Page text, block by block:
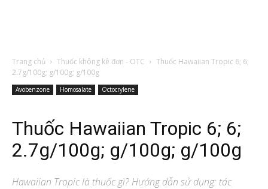
Trang chủ Thuốc không kê đơn - OTC
Thuốc Hawaiian Tropic 6; 6;
2.7g/100g; g/100g; g/100g
Avobenzone Homosalate Octocrylene
Thuốc Hawaiian Tropic 6; 6;
2.7g/100g; g/100g; g/100g
Hawaiian Tropiclà thuốc gì? Hướng dẫn sử dụng: tác